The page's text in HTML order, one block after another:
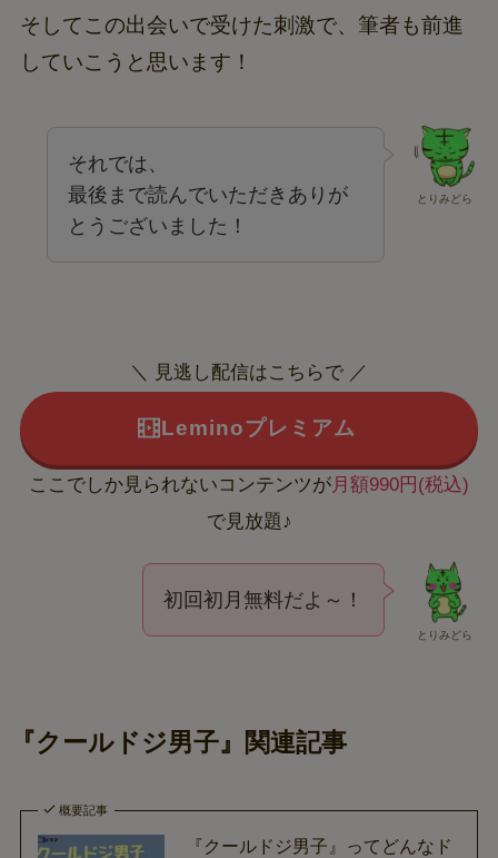
そしてこの出会いで受けた刺激で、筆者も前進
していこうと思います！
とりみどら
それでは、
最後まで読んでいただきありが
とうございました！
＼ 見逃し配信はこちらで ／
Leminoプレミアム
ここでしか見られないコンテンツが 月額990円(税込)
で見放題♪
とりみどら
初回初月無料だよ～！
『クールドジ男子』関連記事
概要記事
『クールドジ男子』ってどんなド